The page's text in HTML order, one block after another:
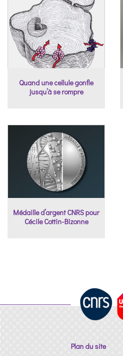
Quand une cellule gonfle
jusqu’à se rompre
Médaille d’argent CNRS pour
Cécile Cottin-Bizonne
Plan du site